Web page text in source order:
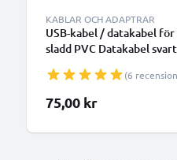
KABLAR OCH ADAPTRAR
USB-kabel / datakabel för
sladd PVC Datakabel
(6
75,00 kr